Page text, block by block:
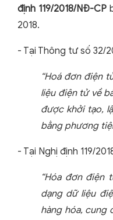
định 119/2018/NĐ-CP
2018.
- Tại Thông tư số 32/
“Hoá đơn điện
liệu điện tử về
được khởi tạo,
bằng phương
- Tại Nghị định 119/
“Hóa đơn điện
dạng dữ liệu
hàng hóa, cung